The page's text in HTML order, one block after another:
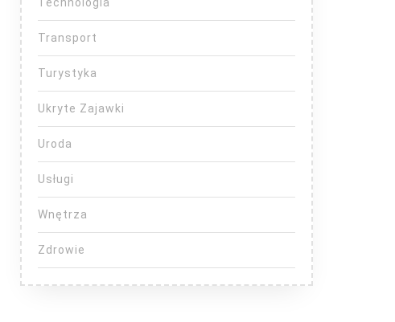
Transport
Turystyka
Ukryte Zajawki
Uroda
Usługi
Wnętrza
Zdrowie